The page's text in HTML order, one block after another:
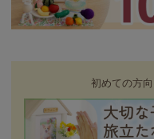
初めての方